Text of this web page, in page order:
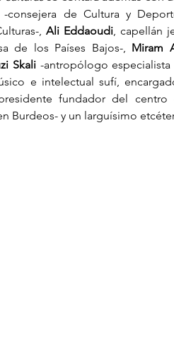
-consejera de Cultura y
, Ali Eddaoudi, capellán
de los Países Bajos-, Miram
Skali -antropólogo especialista
e intelectual sufí,
fundador del centro
Burdeos- y un larguísimo